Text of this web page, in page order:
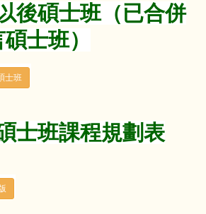
後碩士班（已合併
士班）
士班課程規劃表